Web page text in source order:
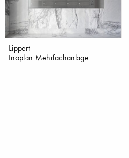
Lippert
Inoplan Mehrfachanlage